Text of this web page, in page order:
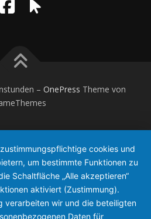
– OnePress Theme von
cookies und
um bestimmte Funktionen zu
Schaltfläche „Alle akzeptieren“
aktiviert (Zustimmung).
verarbeiten wir und die beteiligten
Daten für